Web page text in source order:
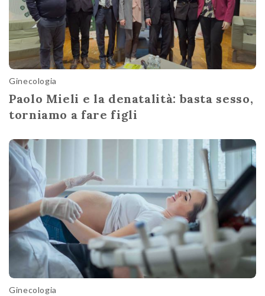
Ginecologia
Paolo Mieli e la denatalità: basta sesso,
torniamo a fare figli
Ginecologia